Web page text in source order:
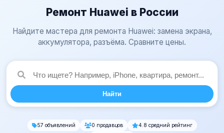
Ремонт Huawei в России
Найдите мастера для ремонта Huawei: замена экрана,
аккумулятора, разъёма. Сравните цены.
Найти
57 объявлений 0 продавцов
4.8 средний рейтинг